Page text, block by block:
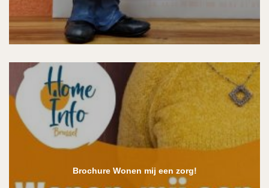
Brochure Wonen mij een zorg!